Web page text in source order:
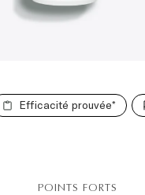
Efficacité prouvée*
POINTS FORTS